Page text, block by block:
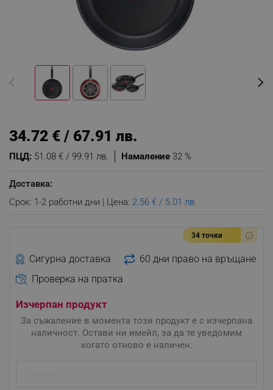
Намаление 32 %
ПЦД: 51.08 € / 99.91 лв.
34.72 € / 67.91 лв.
Доставка:
Срок: 1-2 работни дни | Цена: 2.56 € / 5.01 лв.
34 точки
Сигурна доставка
60 дни право на връщане
Проверка на пратка
Изчерпан продукт
За съжаление в момента този продукт е с изчерпана
наличност. Остави ни имейл, за да те уведомим
когато отново е наличен.